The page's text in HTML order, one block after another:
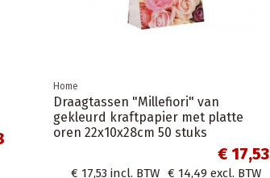
Home
Witte postdozen/ verzenddozen
31x22x6cm formaat A4
€ 1,08
€ 0,98 incl. BTW € 0,81 excl. BTW